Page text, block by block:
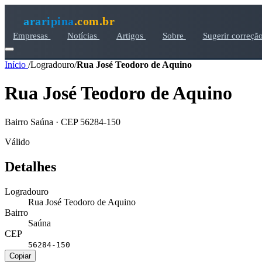
araripina.com.br
Empresas Notícias Artigos Sobre Sugerir
Início /Logradouro/Rua José Teodoro de Aquino
Rua José Teodoro de Aquino
Bairro Saúna · CEP 56284-150
Válido
Detalhes
Logradouro
Rua José Teodoro de Aquino
Bairro
Saúna
CEP
56284-150
Copiar